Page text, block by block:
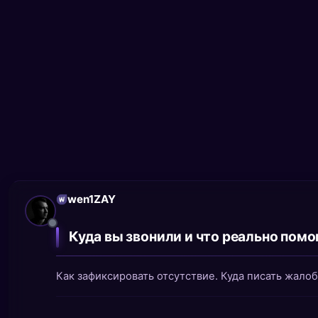
wen1ZAY
Куда вы звонили и что реально
Как зафиксировать отсутствие. Куда писать